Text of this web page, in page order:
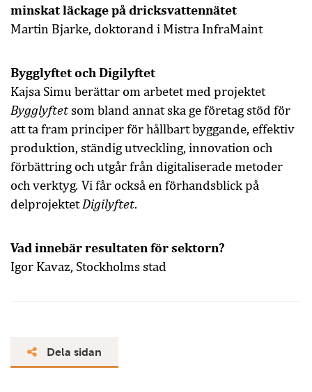
minskat läckage på dricksvattennätet
Martin Bjarke, doktorand i Mistra InfraMaint
Bygglyftetoch Digilyftet
Kajsa Simu berättar om arbetet med projektet
Bygglyftetsom bland annat ska ge företag stöd för
att ta fram principer för hållbart byggande, effektiv
produktion, ständig utveckling, innovation och
förbättring och utgår från digitaliserade metoder
och verktyg. Vi får också en förhandsblick på
delprojektetDigilyftet.
Vad innebär resultaten för sektorn?
Igor Kavaz, Stockholms stad
Dela sidan